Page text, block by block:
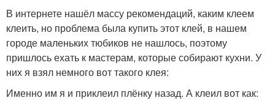
В интернете нашёл массу рекомендаций, каким клеем
клеить, но проблема была купить этот клей, в нашем
городе маленьких тюбиков не нашлось, поэтому
пришлось ехать к мастерам, которые собирают кухни. У
них я взял немного вот такого клея:
Именно им я и приклеил плёнку назад. А клеил вот как: